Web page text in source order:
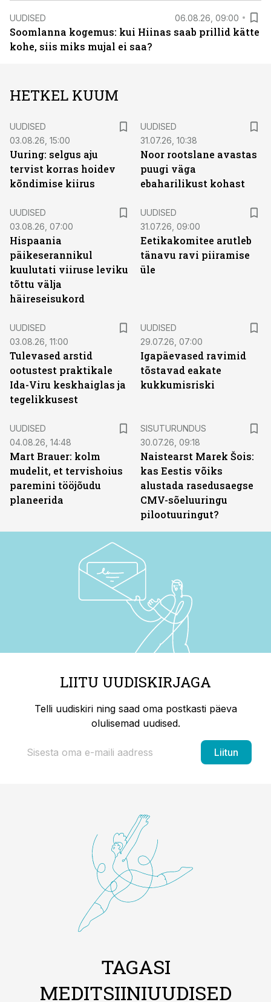
UUDISED 06.08.26, 09:00
Soomlanna kogemus: kui Hiinas saab prillid kätte
kohe, siis miks mujal ei saa?
HETKEL KUUM
UUDISED
03.08.26, 15:00
Uuring: selgus aju
tervist korras hoidev
kõndimise kiirus
UUDISED
31.07.26, 10:38
Noor rootslane avastas
puugi väga
ebaharilikust kohast
UUDISED
03.08.26, 07:00
Hispaania
päikeserannikul
kuulutati viiruse leviku
tõttu välja
häireseisukord
UUDISED
31.07.26, 09:00
Eetikakomitee arutleb
tänavu ravi piiramise
üle
UUDISED
03.08.26, 11:00
Tulevased arstid
ootustest praktikale
Ida-Viru keskhaiglas ja
tegelikkusest
UUDISED
29.07.26, 07:00
Igapäevased ravimid
tõstavad eakate
kukkumisriski
UUDISED
04.08.26, 14:48
Mart Brauer: kolm
mudelit, et tervishoius
paremini tööjõudu
planeerida
SISUTURUNDUS
30.07.26, 09:18
Naistearst Marek Šois:
kas Eestis võiks
alustada rasedusaegse
CMV-sõeluuringu
pilootuuringut?
LIITU UUDISKIRJAGA
Telli uudiskiri ning saad oma postkasti päeva
olulisemad uudised.
Liitun
TAGASI
MEDITSIINIUUDISED